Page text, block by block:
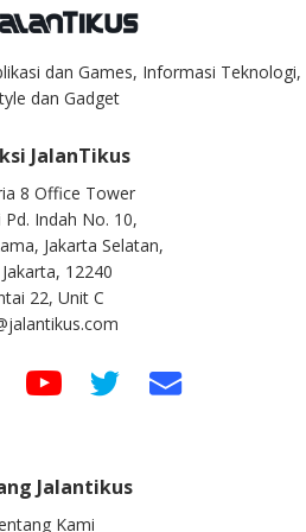
dan Games, Informasi Teknologi,
dan Gadget
JalanTikus
8 Office Tower
Pd. Indah No. 10,
Jakarta Selatan,
12240
22, Unit C
Jalantikus
Kami